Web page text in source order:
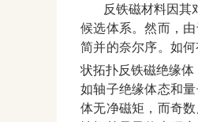
反铁磁材料因其
候选体系。然而，
简并的奈尔序。如
状拓扑反铁磁绝缘
如轴子绝缘体态和
体无净磁矩，而奇